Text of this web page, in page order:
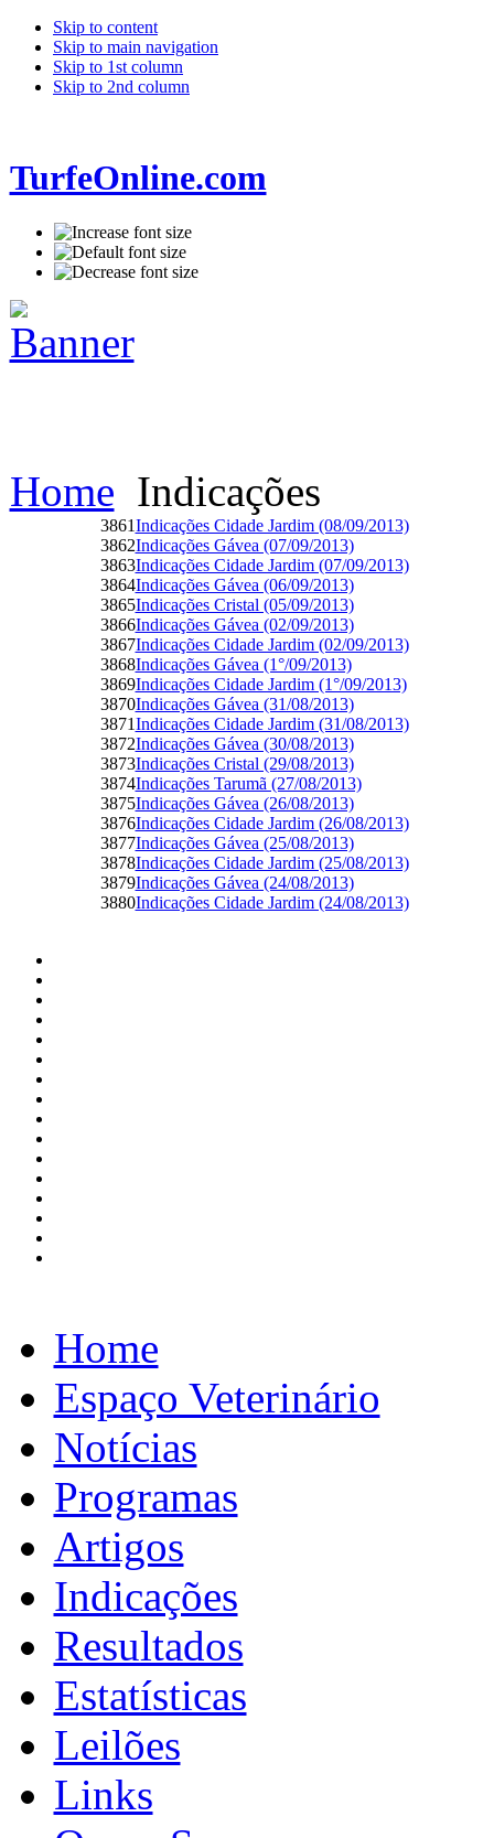
Skip to content
Skip to main navigation
Skip to 1st column
Skip to 2nd column
TurfeOnline.com
Home Indicações
3861Indicações Cidade Jardim (08/09/2013)
3862Indicações Gávea (07/09/2013)
3863Indicações Cidade Jardim (07/09/2013)
3864Indicações Gávea (06/09/2013)
3865Indicações Cristal (05/09/2013)
3866Indicações Gávea (02/09/2013)
3867Indicações Cidade Jardim (02/09/2013)
3868Indicações Gávea (1°/09/2013)
3869Indicações Cidade Jardim (1°/09/2013)
3870Indicações Gávea (31/08/2013)
3871Indicações Cidade Jardim (31/08/2013)
3872Indicações Gávea (30/08/2013)
3873Indicações Cristal (29/08/2013)
3874Indicações Tarumã (27/08/2013)
3875Indicações Gávea (26/08/2013)
3876Indicações Cidade Jardim (26/08/2013)
3877Indicações Gávea (25/08/2013)
3878Indicações Cidade Jardim (25/08/2013)
3879Indicações Gávea (24/08/2013)
3880Indicações Cidade Jardim (24/08/2013)
Home
Espaço Veterinário
Notícias
Programas
Artigos
Indicações
Resultados
Estatísticas
Leilões
Links